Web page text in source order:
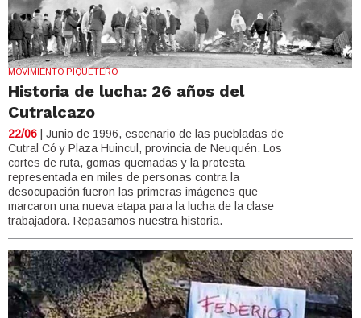
MOVIMIENTO PIQUETERO
Historia de lucha: 26 años del
Cutralcazo
22/06 | Junio de 1996, escenario de las puebladas de
Cutral Có y Plaza Huincul, provincia de Neuquén. Los
cortes de ruta, gomas quemadas y la protesta
representada en miles de personas contra la
desocupación fueron las primeras imágenes que
marcaron una nueva etapa para la lucha de la clase
trabajadora. Repasamos nuestra historia.